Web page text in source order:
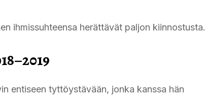
ihmissuhteensa herättävät paljon kiinnostusta.
entiseen tyttöystävään, jonka kanssa hän